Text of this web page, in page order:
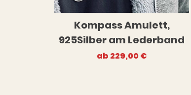
Kompass Amulett,
925Silber am Lederband
ab 229,00€